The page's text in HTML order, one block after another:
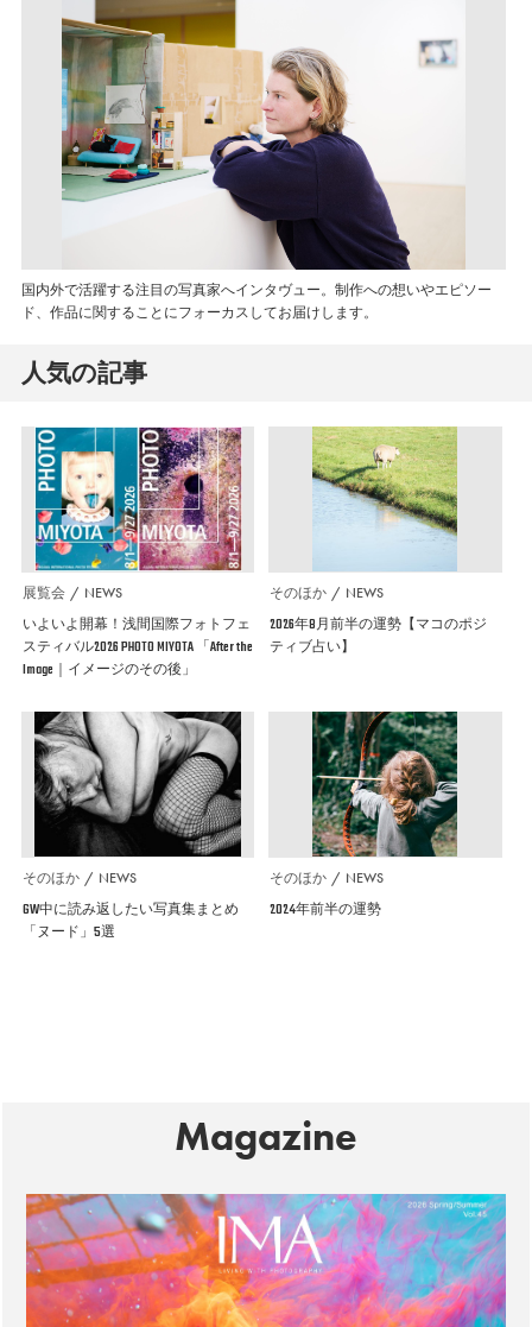
国内外で活躍する注目の写真家へインタヴュー。制作への想いやエピソー
ド、作品に関することにフォーカスしてお届けします。
人気の記事
展覧会 NEWS
いよいよ開幕！浅間国際フォトフェ
スティバル2026 PHOTO MIYOTA 「After the
Image｜イメージのその後」
そのほか NEWS
2026年8月前半の運勢【マコのポジ
ティブ占い】
そのほか NEWS
GW中に読み返したい写真集まとめ
「ヌード」5選
そのほか NEWS
2024年前半の運勢
Magazine